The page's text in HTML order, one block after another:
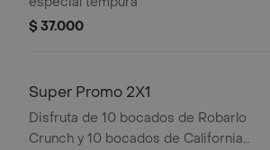
$ 37.000
Super Promo 2X1
Disfruta de 10 bocados de Robarlo
Crunch y 10 bocados de California